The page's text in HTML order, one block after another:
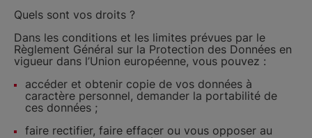
Quels sont vos droits ?
Dans les conditions et les limites prévues par le
Règlement Général sur la Protection des Données en
vigueur dans l’Union européenne, vous pouvez :
accéder et obtenir copie de vos données à
caractère personnel, demander la portabilité de
ces données ;
faire rectifier, faire effacer ou vous opposer au